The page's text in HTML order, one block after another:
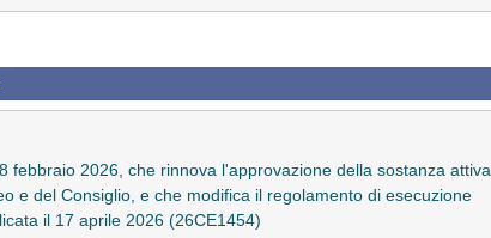
2026, che rinnova l'approvazione della sostanza attiva
e del Consiglio, e che modifica il regolamento di esecuzione
il 17 aprile 2026 (26CE1454)